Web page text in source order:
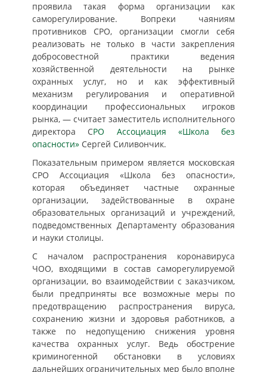
проявила такая форма организации как
саморегулирование. Вопреки чаяниям
противников СРО, организации смогли себя
реализовать не только в части закрепления
добросовестной практики ведения
хозяйственной деятельности на рынке
охранных услуг, но и как эффективный
механизм регулирования и оперативной
координации профессиональных игроков
рынка, — считает заместитель исполнительного
директора СРО Ассоциация «Школа без
опасности» Сергей Силивончик.
Показательным примером является московская
СРО Ассоциация «Школа без опасности»,
которая объединяет частные охранные
организации, задействованные в охране
образовательных организаций и учреждений,
подведомственных Департаменту образования
и науки столицы.
С началом распространения коронавируса
ЧОО, входящими в состав саморегулируемой
организации, во взаимодействии с заказчиком,
были предприняты все возможные меры по
предотвращению распространения вируса,
сохранению жизни и здоровья работников, а
также по недопущению снижения уровня
качества охранных услуг. Ведь обострение
криминогенной обстановки в условиях
дальнейших ограничительных мер было вполне